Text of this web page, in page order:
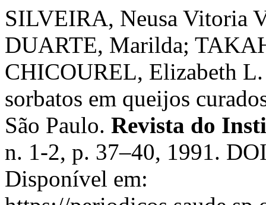
SILVEIRA, Neusa Vitoria
DUARTE, Marilda;
CHICOUREL, Elizabeth
sorbatos em queijos
São Paulo. Revista do
n. 1-2, p. 37–40, 1991.
Disponível em: